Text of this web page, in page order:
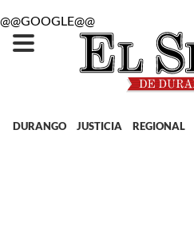
@@GOOGLE@@
DURANGO JUSTICIA REGIONAL